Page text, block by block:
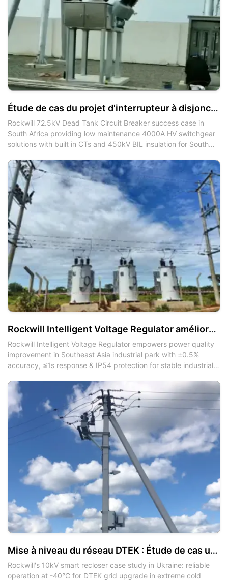
Étude de cas du projet d'interrupteur à disjoncteur de cuve morte 72,5 kV de Rockwill en Afrique du Sud
Rockwill 72.5kV Dead Tank Circuit Breaker success case in
South Africa providing low maintenance 4000A HV switchgear
solutions with built in CTs and 450kV BIL insulation for South
Rockwill Intelligent Voltage Regulator améliore la qualité de l'énergie dans un parc industriel d'Asie du Sud-Est
Rockwill Intelligent Voltage Regulator empowers power quality
improvement in Southeast Asia industrial park with ±0.5%
accuracy, ≤1s response & IP54 protection for stable industrial
Mise à niveau du réseau DTEK : Étude de cas ukrainienne sur le fonctionnement de l'automatique intelligent 10kV Rockwill dans un environnement extrêmement froid de -40°C
Rockwill's 10kV smart recloser case study in Ukraine: reliable
operation at -40°C for DTEK grid upgrade in extreme cold